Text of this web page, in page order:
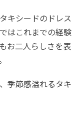
キシードのドレス
はこれまでの経験
お二人らしさを表
季節感溢れるタキ